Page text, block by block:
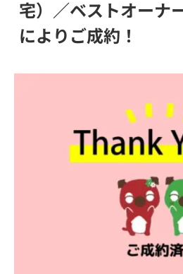
宅）／ベストオーナ
によりご成約！